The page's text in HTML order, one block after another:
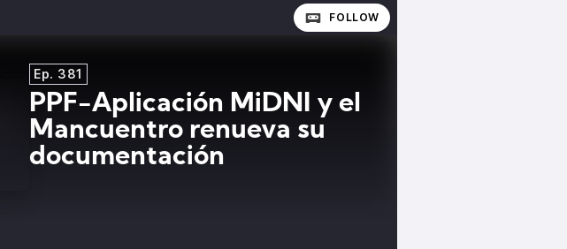
FOLLOW
Ep. 381
PPF-Aplicación MiDNI y el
Mancuentro renueva su
documentación